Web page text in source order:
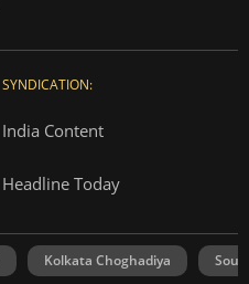
SYNDICATION:
India Content
Headline Today
Kolkata Choghadiya